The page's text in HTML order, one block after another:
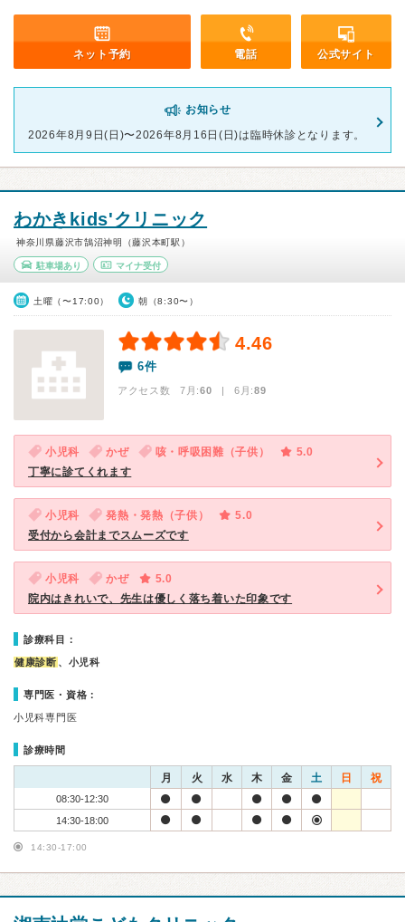
ネット予約 電話 公式サイト
お知らせ
2026年8月9日(日)〜2026年8月16日(日)は臨時休診となります。
わかきkids'クリニック
神奈川県藤沢市鵠沼神明（藤沢本町駅）
駐車場あり マイナ受付
土曜（〜17:00） 朝（8:30〜）
4.46
6件
アクセス数 7月:60 | 6月:89
小児科 かぜ 咳・呼吸困難（子供）
5.0
丁寧に診てくれます
小児科 発熱・発熱（子供）
5.0
受付から会計までスムーズです
小児科 かぜ
5.0
院内はきれいで、先生は優しく落ち着いた印象です
診療科目：
健康診断 、小児科
専門医・資格：
小児科専門医
診療時間
月 火 水 木 金 土 日 祝
08:30-12:30
14:30-18:00
14:30-17:00